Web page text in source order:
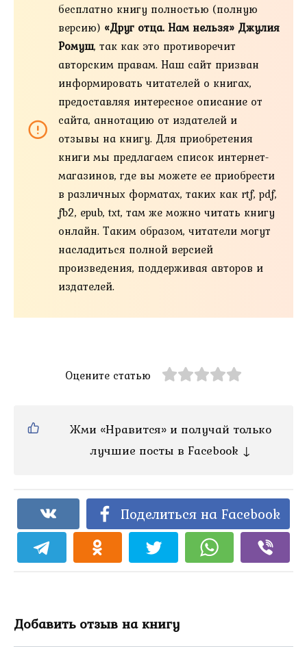
бесплатно книгу полностью (полную
версию) «Друг отца. Нам нельзя» Джулия
Ромуш, так как это противоречит
авторским правам. Наш сайт призван
информировать читателей о книгах,
предоставляя интересное описание от
сайта, аннотацию от издателей и
отзывы на книгу. Для приобретения
книги мы предлагаем список интернет-
магазинов, где вы можете ее приобрести
в различных форматах, таких как rtf, pdf,
fb2, epub, txt, там же можно читать книгу
онлайн. Таким образом, читатели могут
насладиться полной версией
произведения, поддерживая авторов и
издателей.
Оцените статью
Жми «Нравится» и получай только
лучшие посты в Facebook ↓
Поделиться на Facebook
Добавить отзыв на книгу